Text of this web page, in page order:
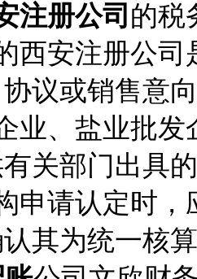
注册公司 的
安注册公司
议或销售意
、盐业批发
有关部门
请认定时，
认其为统一